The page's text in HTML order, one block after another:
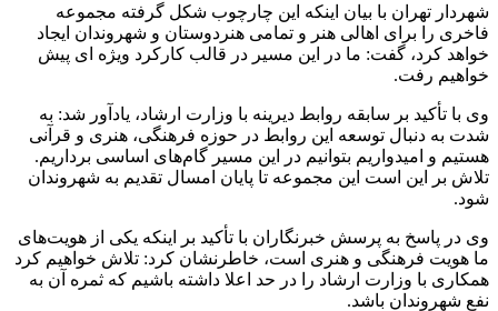
شهردار تهران با بیان اینکه این چارچوب شکل گرفته مجموعه
فاخری را برای اهالی هنر و تمامی هنردوستان و شهروندان ایجاد
خواهد کرد، گفت: ما در این مسیر در قالب کارکرد ویژه ای پیش
خواهیم رفت.
وی با تأکید بر سابقه روابط دیرینه با وزارت ارشاد، یادآور شد: به
شدت به دنبال توسعه این روابط در حوزه فرهنگی، هنری و قرآنی
هستیم و امیدواریم بتوانیم در این مسیر گام‌های اساسی برداریم.
تلاش بر این است این مجموعه تا پایان امسال تقدیم به شهروندان
شود.
وی در پاسخ به پرسش خبرنگاران با تأکید بر اینکه یکی از هویت‌های
ما هویت فرهنگی و هنری است، خاطرنشان کرد: تلاش خواهیم کرد
همکاری با وزارت ارشاد را در حد اعلا داشته باشیم که ثمره آن به
نفع شهروندان باشد.